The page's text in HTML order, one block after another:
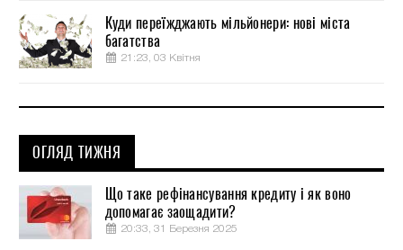
Куди переїжджають мільйонери: нові міста
багатства
21:23, 03 Квітня
ОГЛЯД ТИЖНЯ
Що таке рефінансування кредиту і як воно
допомагає заощадити?
20:33, 31 Березня 2025